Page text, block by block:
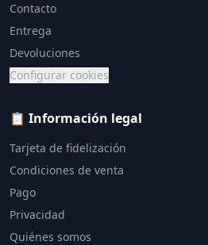
Contacto
Entrega
Devoluciones
Configurar cookies
📋 Información legal
Tarjeta de fidelización
Condiciones de venta
Pago
Privacidad
Quiénes somos